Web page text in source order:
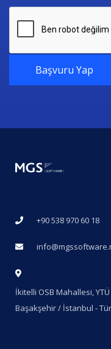
Başvuru Yap
+90 538 970 60 18
İkitelli OSB Mahallesi,
Başakşehir / İstanbul -